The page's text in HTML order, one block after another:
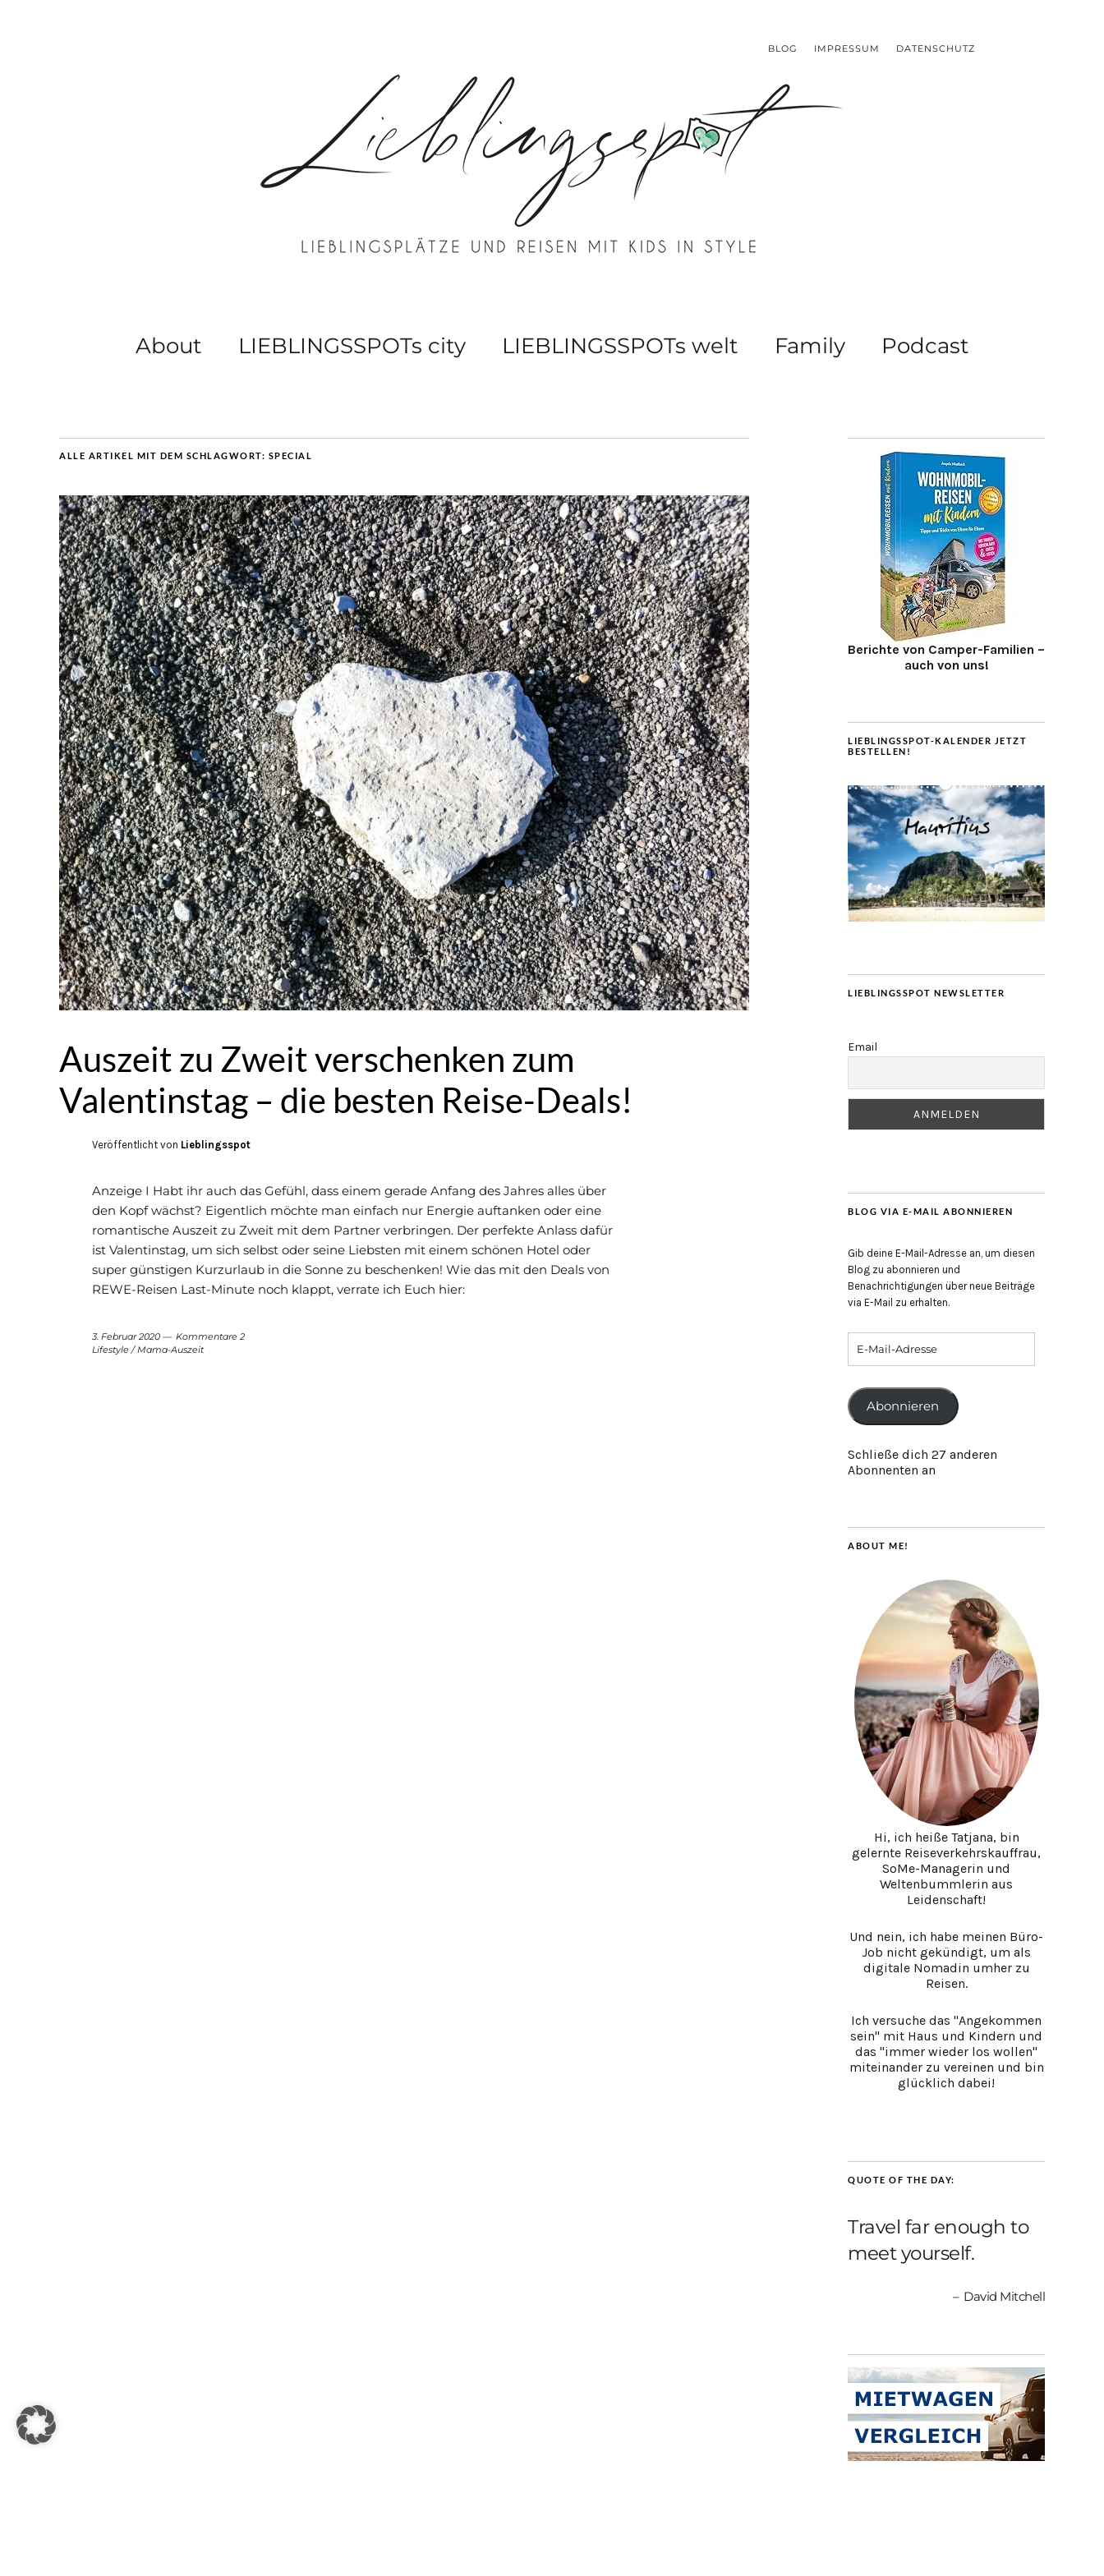
BLOG IMPRESSUM DATENSCHUTZ
About LIEBLINGSSPOTs city LIEBLINGSSPOTs welt Family Podcast
ALLE ARTIKEL MIT DEM SCHLAGWORT: SPECIAL
Auszeit zu Zweit verschenken zum
Valentinstag – die besten Reise-Deals!
Veröffentlicht von Lieblingsspot
Anzeige I Habt ihr auch das Gefühl, dass einem gerade Anfang des Jahres alles über
den Kopf wächst? Eigentlich möchte man einfach nur Energie auftanken oder eine
romantische Auszeit zu Zweit mit dem Partner verbringen. Der perfekte Anlass dafür
ist Valentinstag, um sich selbst oder seine Liebsten mit einem schönen Hotel oder
super günstigen Kurzurlaub in die Sonne zu beschenken! Wie das mit den Deals von
REWE-Reisen Last-Minute noch klappt, verrate ich Euch hier:
3. Februar 2020
Kommentare 2
Lifestyle/Mama-Auszeit
Berichte von Camper-Familien –
auch von uns!
LIEBLINGSSPOT-KALENDER JETZT
BESTELLEN!
LIEBLINGSSPOT NEWSLETTER
Email
BLOG VIA E-MAIL ABONNIEREN
Gib deine E-Mail-Adresse an, um diesen
Blog zu abonnieren und
Benachrichtigungen über neue Beiträge
via E-Mail zu erhalten.
Abonnieren
Schließe dich 27 anderen
Abonnenten an
ABOUT ME!
Hi, ich heiße Tatjana, bin
gelernte Reiseverkehrskauffrau,
SoMe-Managerin und
Weltenbummlerin aus
Leidenschaft!
Und nein, ich habe meinen Büro-
Job nicht gekündigt, um als
digitale Nomadin umher zu
Reisen.
Ich versuche das "Angekommen
sein" mit Haus und Kindern und
das "immer wieder los wollen"
miteinander zu vereinen und bin
glücklich dabei!
QUOTE OF THE DAY:
Travel far enough to
meet yourself.
David Mitchell